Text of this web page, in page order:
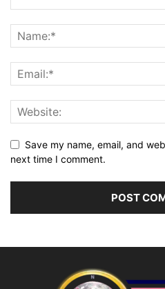
Save my name, email, and
next time I comment.